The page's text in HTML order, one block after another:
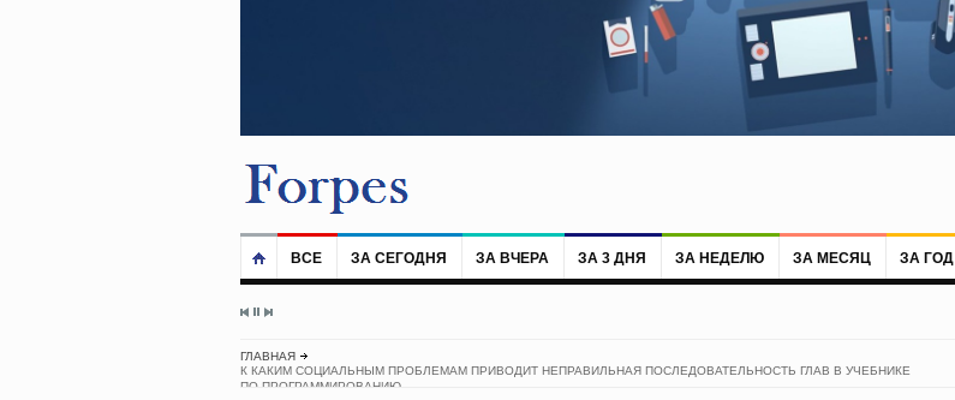
ВСЕ ЗА СЕГОДНЯ ЗА ВЧЕРА ЗА 3 ДНЯ ЗА НЕДЕЛЮ ЗА МЕСЯЦ ЗА ГОД
ГЛАВНАЯ
К КАКИМ СОЦИАЛЬНЫМ ПРОБЛЕМАМ ПРИВОДИТ НЕПРАВИЛЬНАЯ ПОСЛЕДОВАТЕЛЬНОСТЬ ГЛАВ В УЧЕБНИКЕ
ПО ПРОГРАММИРОВАНИЮ